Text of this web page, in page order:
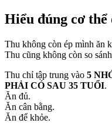
Hiểu đúng cơ thể
Thu không còn ép mình ăn
Thu cũng không còn so
Thu chỉ tập trung vào 5
PHẢI CÓ SAU 35 TUỔI.
Ăn đủ.
Ăn cân bằng.
Ăn để khỏe.